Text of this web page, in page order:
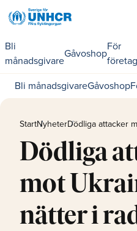
Bli
månadsgivare
Gåvoshop
För
företag
Bli månadsgivareGåvoshop
StartNyheterDödliga attacker
Dödliga
mot
nätter i